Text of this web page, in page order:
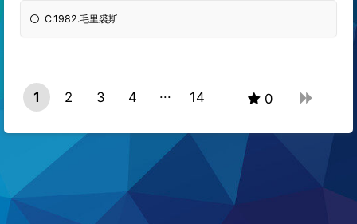
C.1982.毛里裘斯
1 2 3
4
14 0